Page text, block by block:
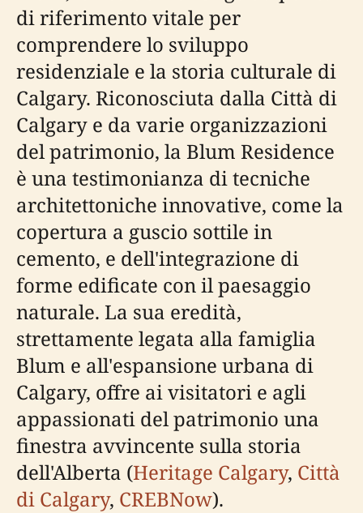
di riferimento vitale per
comprendere lo sviluppo
residenziale e la storia culturale di
Calgary. Riconosciuta dalla Città di
Calgary e da varie organizzazioni
del patrimonio, la Blum Residence
è una testimonianza di tecniche
architettoniche innovative, come la
copertura a guscio sottile in
cemento, e dell'integrazione di
forme edificate con il paesaggio
naturale. La sua eredità,
strettamente legata alla famiglia
Blum e all'espansione urbana di
Calgary, offre ai visitatori e agli
appassionati del patrimonio una
finestra avvincente sulla storia
dell'Alberta (Heritage Calgary, Città
di Calgary, CREBNow).